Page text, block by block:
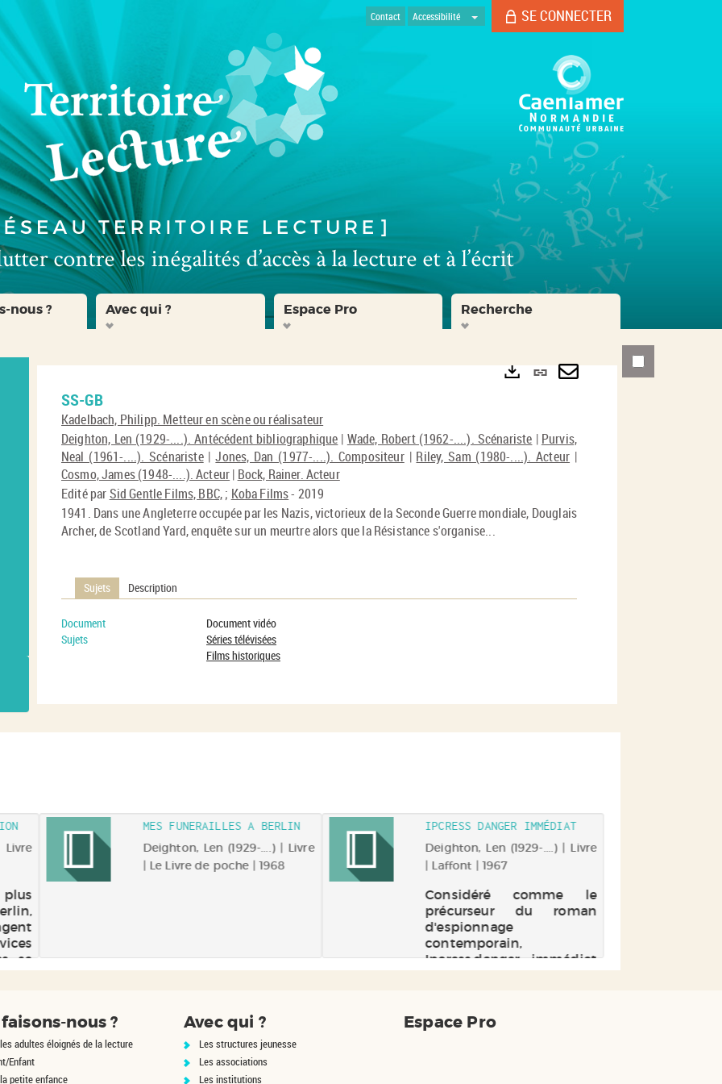
Contact Accessibilité SE CONNECTER
nous ? Avec qui ? Espace Pro Recherche
SS-GB
Kadelbach, Philipp. Metteur en scène ou réalisateur
Deighton, Len (1929-....). Antécédent bibliographique | Wade, Robert (1962-....). Scénariste | Purvis,
Neal (1961-....). Scénariste|Jones, Dan (1977-....). Compositeur| Riley, Sam (1980-....). Acteur |
Cosmo, James (1948-....). Acteur| Bock, Rainer. Acteur
Edité parSid Gentle Films, BBC,; Koba Films- 2019
1941. Dans une Angleterre occupée par les Nazis, victorieux de la Seconde Guerre mondiale, Douglais
Archer, de Scotland Yard, enquête sur un meurtre alors que la Résistance s'organise...
Sujets Description
Document
Document vidéo
Sujets
Séries télévisées
Films historiques
Lien
(Nouvelle
fenêtre)
par
mail
MES FUNERAILLES A BERLIN
Deighton, Len (1929-....) | Livre
| Le Livre de poche | 1968
IPCRESS DANGER IMMÉDIAT
Deighton, Len (1929-....) | Livre
| Laffont | 1967
Considéré comme le
précurseur du roman
d'espionnage
contemporain,
Ipcress,danger immédiat
a été porté à l'écran en
classique publié au cœur
Livre
plus
se
ses
nous ?
adultes éloignés de la lecture
Enfant
petite enfance
Avec qui ?
Les structures jeunesse
Les associations
Les institutions
Espace Pro